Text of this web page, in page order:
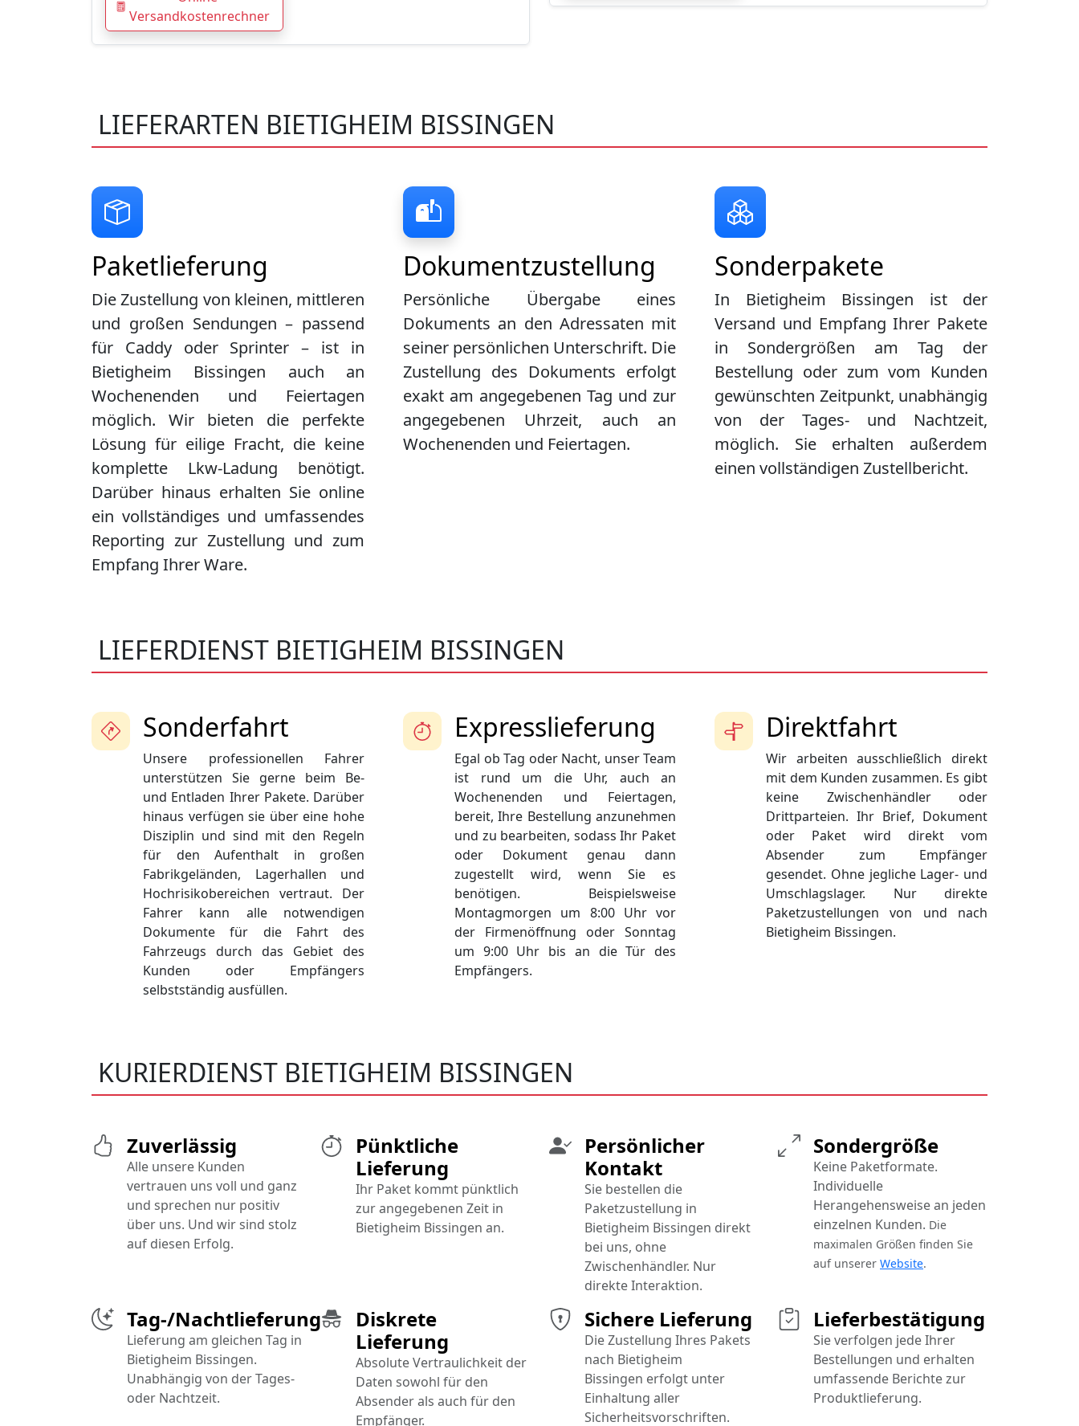
Versandkostenrechner
LIEFERARTEN BIETIGHEIM BISSINGEN
Dokumentzustellung
Persönliche Übergabe eines
Dokuments an den Adressaten mit
seiner persönlichen Unterschrift. Die
Zustellung des Dokuments erfolgt
exakt am angegebenen Tag und zur
angegebenen Uhrzeit, auch an
Wochenenden und Feiertagen.
Paketlieferung
Die Zustellung von kleinen, mittleren
und großen Sendungen – passend
für Caddy oder Sprinter – ist in
Bietigheim Bissingen auch an
Wochenenden und Feiertagen
möglich. Wir bieten die perfekte
Lösung für eilige Fracht, die keine
komplette Lkw-Ladung benötigt.
Darüber hinaus erhalten Sie online
ein vollständiges und umfassendes
Reporting zur Zustellung und zum
Empfang Ihrer Ware.
Sonderpakete
In Bietigheim Bissingen ist der
Versand und Empfang Ihrer Pakete
in Sondergrößen am Tag der
Bestellung oder zum vom Kunden
gewünschten Zeitpunkt, unabhängig
von der Tages- und Nachtzeit,
möglich. Sie erhalten außerdem
einen vollständigen Zustellbericht.
LIEFERDIENST BIETIGHEIM BISSINGEN
Sonderfahrt
Unsere professionellen Fahrer
unterstützen Sie gerne beim Be-
und Entladen Ihrer Pakete. Darüber
hinaus verfügen sie über eine hohe
Disziplin und sind mit den Regeln
für den Aufenthalt in großen
Fabrikgeländen, Lagerhallen und
Hochrisikobereichen vertraut. Der
Fahrer kann alle notwendigen
Dokumente für die Fahrt des
Fahrzeugs durch das Gebiet des
Kunden oder Empfängers
selbstständig ausfüllen.
Direktfahrt
Wir arbeiten ausschließlich direkt
mit dem Kunden zusammen. Es gibt
keine Zwischenhändler oder
Drittparteien. Ihr Brief, Dokument
oder Paket wird direkt vom
Absender zum Empfänger
gesendet. Ohne jegliche Lager- und
Umschlagslager. Nur direkte
Paketzustellungen von und nach
Bietigheim Bissingen.
Expresslieferung
Egal ob Tag oder Nacht, unser Team
ist rund um die Uhr, auch an
Wochenenden und Feiertagen,
bereit, Ihre Bestellung anzunehmen
und zu bearbeiten, sodass Ihr Paket
oder Dokument genau dann
zugestellt wird, wenn Sie es
benötigen. Beispielsweise
Montagmorgen um 8:00 Uhr vor
der Firmenöffnung oder Sonntag
um 9:00 Uhr bis an die Tür des
Empfängers.
KURIERDIENST BIETIGHEIM BISSINGEN
Pünktliche
Lieferung
Ihr Paket kommt pünktlich
zur angegebenen Zeit in
Bietigheim Bissingen an.
Sichere Lieferung
Die Zustellung Ihres Pakets
nach Bietigheim
Bissingen erfolgt unter
Einhaltung aller
Sicherheitsvorschriften.
Diskrete
Lieferung
Absolute Vertraulichkeit der
Daten sowohl für den
Absender als auch für den
Empfänger.
Tag-/Nachtlieferung
Lieferung am gleichen Tag in
Bietigheim Bissingen.
Unabhängig von der Tages-
oder Nachtzeit.
Persönlicher
Kontakt
Sie bestellen die
Paketzustellung in
Bietigheim Bissingen direkt
bei uns, ohne
Zwischenhändler. Nur
direkte Interaktion.
Sondergröße
Keine Paketformate.
Individuelle
Herangehensweise an jeden
einzelnen Kunden. Die
maximalen Größen finden Sie
auf unserer Website.
Lieferbestätigung
Sie verfolgen jede Ihrer
Bestellungen und erhalten
umfassende Berichte zur
Produktlieferung.
Zuverlässig
Alle unsere Kunden
vertrauen uns voll und ganz
und sprechen nur positiv
über uns. Und wir sind stolz
auf diesen Erfolg.